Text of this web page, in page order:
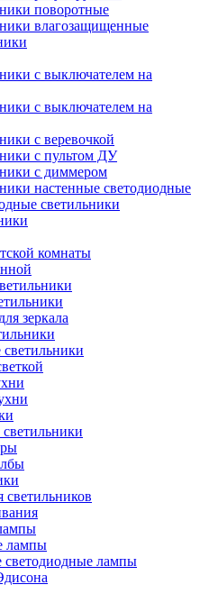
поворотные
влагозащищенные
с выключателем на
с выключателем на
с веревочкой
с пультом ДУ
с диммером
настенные светодиодные
светильники
комнаты
зеркала
лампы
лампы